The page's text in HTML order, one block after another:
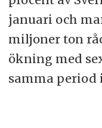
januari och
miljoner ton
ökning med
samma period